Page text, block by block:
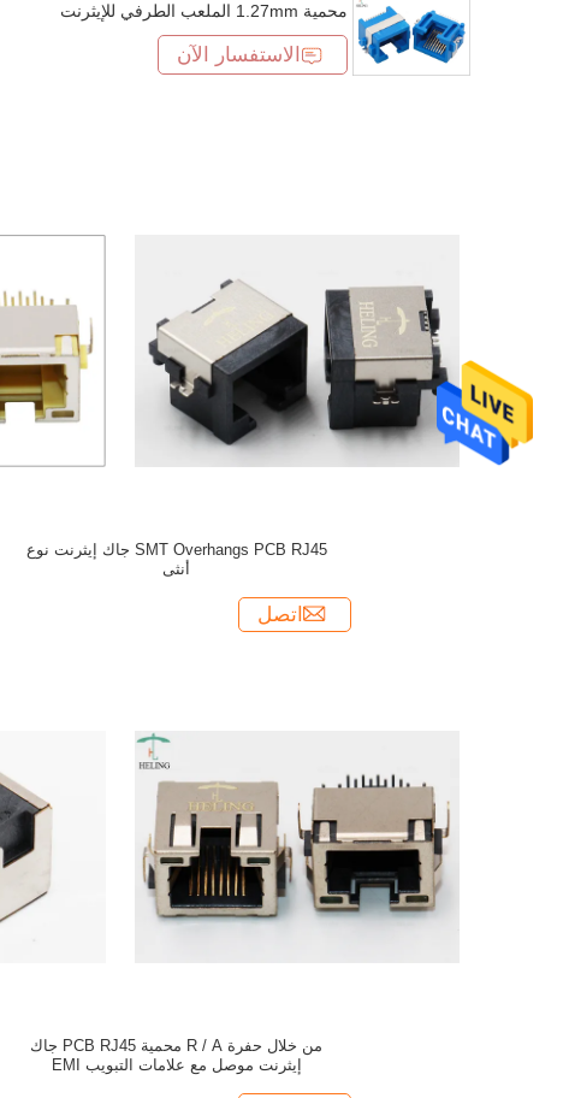
محمية 1.27mm الملعب الطرفي للإيثرنت
الاستفسار الآن
SMT Overhangs PCB RJ45 جاك إيثرنت نوع
أنثى
اتصل
من خلال حفرة R / A محمية PCB RJ45 جاك
إيثرنت موصل مع علامات التبويب EMI